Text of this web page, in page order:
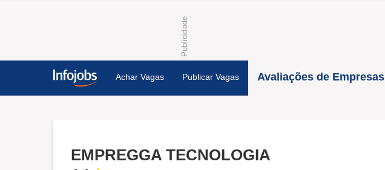
Achar Vagas Publicar Vagas Avaliações de Empresas
EMPREGGA TECNOLOGIA